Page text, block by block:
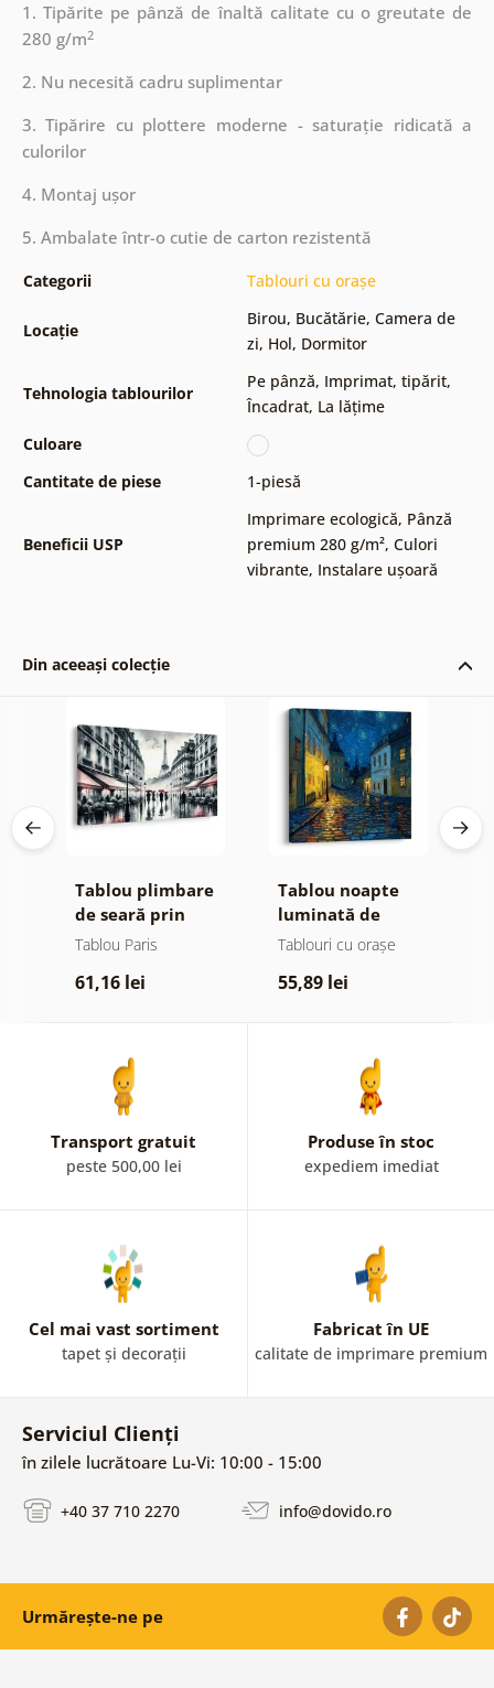
1. Tipărite pe pânză de înaltă calitate cu o greutate de
280 g/m2
2. Nu necesită cadru suplimentar
3. Tipărire cu plottere moderne - saturație ridicată a
culorilor
4. Montaj ușor
5. Ambalate într-o cutie de carton rezistentă
Categorii Tablouri cu orașe
Locație
Birou, Bucătărie, Camera de
zi, Hol, Dormitor
Tehnologia tablourilor
Pe pânză, Imprimat, tipărit,
Încadrat, La lățime
Culoare
Cantitate de piese
1-piesă
Beneficii USP
Imprimare ecologică, Pânză
premium 280 g/m², Culori
vibrante, Instalare ușoară
Din aceeași colecție
Tablou plimbare
de seară prin
Paris
Tablou Paris
61,16 lei
Tablou noapte
luminată de
lampă
Tablouri cu orașe
55,89 lei
Transport gratuit
peste 500,00 lei
Produse în stoc
expediem imediat
Cel mai vast sortiment
tapet și decorații
Fabricat în UE
calitate de imprimare premium
Serviciul Clienți
în zilele lucrătoare Lu-Vi: 10:00 - 15:00
+40 37 710 2270 info@dovido.ro
Urmărește-ne pe